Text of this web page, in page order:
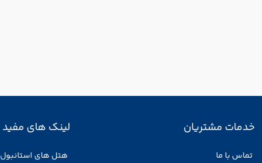
خدمات مشتریان
تماس با ما
لینک های مفید
هتل های استانبول